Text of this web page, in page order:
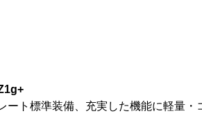
ート標準装備、充実した機能に軽量